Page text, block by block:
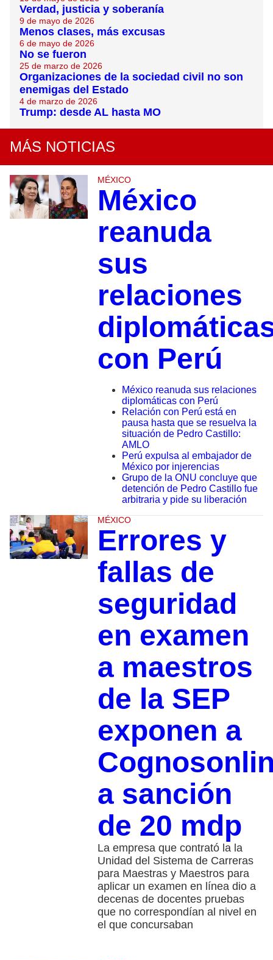
Verdad, justicia y soberanía
9 de mayo de 2026
Menos clases, más excusas
6 de mayo de 2026
No se fueron
25 de marzo de 2026
Organizaciones de la sociedad civil no son
enemigas del Estado
4 de marzo de 2026
Trump: desde AL hasta MO
MÁS NOTICIAS
MÉXICO
México
reanuda
sus
relaciones
con Perú
México reanuda sus relaciones
diplomáticas con Perú
Relación con Perú está en
pausa hasta que se resuelva la
situación de Pedro Castillo:
AMLO
Perú expulsa al embajador de
México por injerencias
Grupo de la ONU concluye que
detención de Pedro Castillo fue
arbitraria y pide su liberación
MÉXICO
Errores y
fallas de
seguridad
en examen
a maestros
de la SEP
exponen a
a sanción
de 20 mdp
La empresa que contrató la la
Unidad del Sistema de Carreras
para Maestras y Maestros para
aplicar un examen en línea dio a
decenas de docentes pruebas
que no correspondían al nivel en
el que concursaban